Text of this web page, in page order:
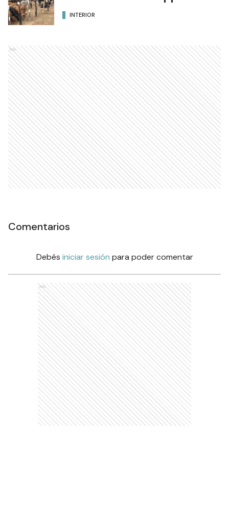
INTERIOR
Ads
Comentarios
Debés iniciar sesión para poder comentar
Ads